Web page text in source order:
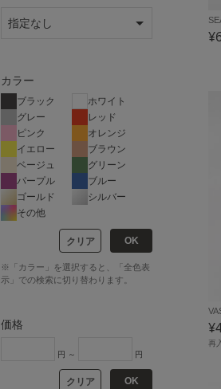
再
カラー
ブラック
ホワイト
グレー
レッド
ピンク
オレンジ
イエロー
ブラウン
ベージュ
グリーン
パープル
ブルー
ゴールド
シルバー
その他
クリア OK
※「カラー」を選択すると、「全色表
示」での検索に切り替わります。
価格
円 ～ 円
クリア OK